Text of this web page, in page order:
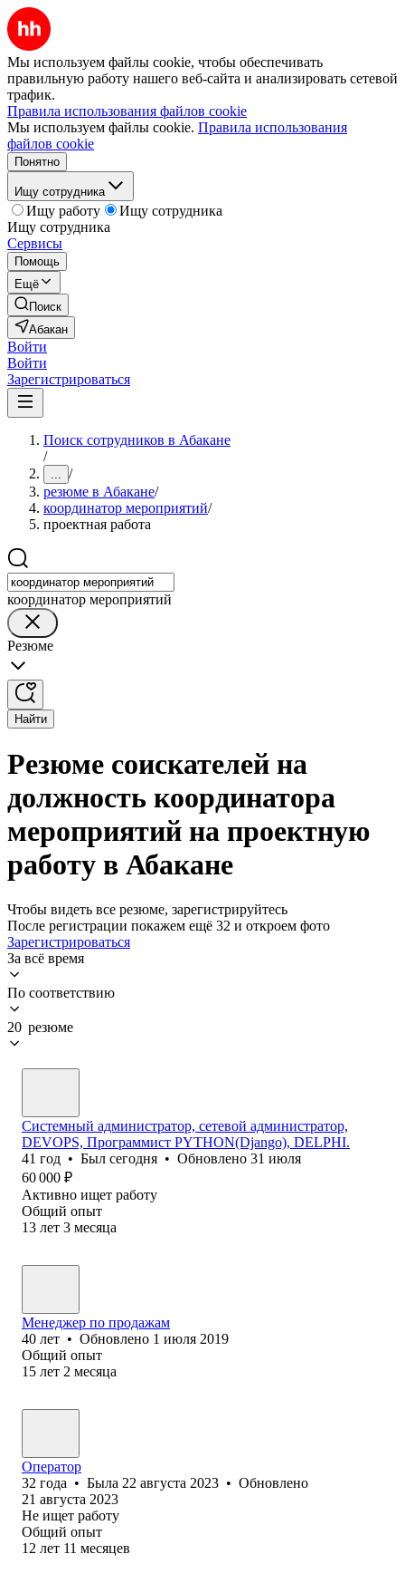
Мы используем файлы cookie, чтобы обеспечивать
правильную работу нашего веб-сайта и анализировать сетевой
трафик.
Правила использования файлов cookie
Мы используем файлы cookie. Правила использования
файлов cookie
Понятно
Ищу сотрудника
Ищу работу
Ищу сотрудника
Ищу сотрудника
Сервисы
Помощь
Ещё
Поиск
Абакан
Войти
Войти
Зарегистрироваться
Поиск сотрудников в Абакане
/
... /
резюме в Абакане/
координатор мероприятий/
проектная работа
координатор мероприятий
Резюме
Найти
Резюме соискателей на
должность координатора
мероприятий на проектную
работу в Абакане
Чтобы видеть все резюме, зарегистрируйтесь
После регистрации покажем ещё 32 и откроем фото
Зарегистрироваться
За всё время
По соответствию
20 резюме
Системный администратор, сетевой администратор,
DEVOPS, Программист PYTHON(Django), DELPHI.
41 год • Был сегодня • Обновлено 31 июля
60 000 ₽
Активно ищет работу
Общий опыт
13 лет 3 месяца
Менеджер по продажам
40 лет • Обновлено 1 июля 2019
Общий опыт
15 лет 2 месяца
Оператор
32 года • Была 22 августа 2023 • Обновлено
21 августа 2023
Не ищет работу
Общий опыт
12 лет 11 месяцев